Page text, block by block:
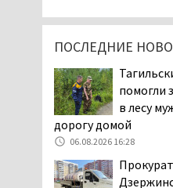
ПОСЛЕДНИЕ
помогли
в лесу
дорогу домой
06.08.2026 16:28